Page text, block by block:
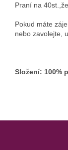
Praní na
Pokud máte
nebo zavolejte,
Složení: 100%